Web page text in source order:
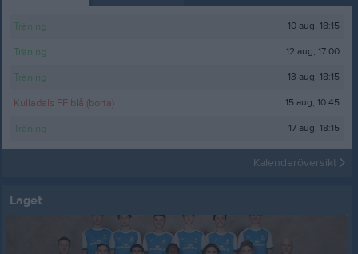
Träning 10 aug, 18:15
Träning 12 aug, 17:00
Träning 13 aug, 18:15
Kulladals FF blå (borta) 15 aug, 10:45
Träning 17 aug, 18:15
Kalenderöversikt
Laget